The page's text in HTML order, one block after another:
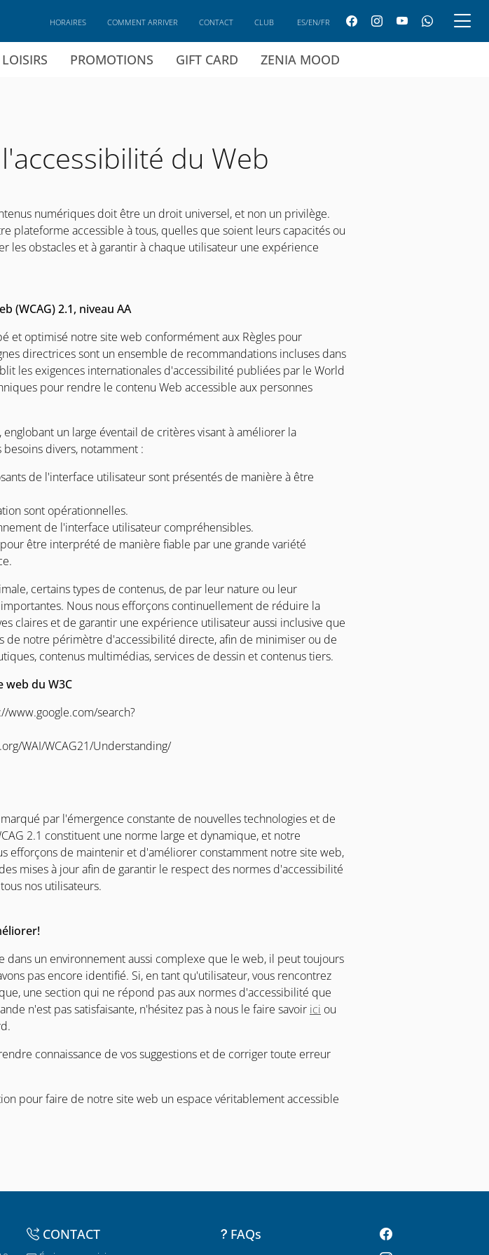
LOISIRS PROMOTIONS GIFT CARD ZENIA MOOD
HORAIRES COMMENT ARRIVER CONTACT CLUB ES/EN/FR
du Web
numériques doit être un droit universel, et non un privilège.
plateforme accessible à tous, quelles que soient leurs capacités ou
les obstacles et à garantir à chaque utilisateur une expérience
(WCAG) 2.1, niveau AA
et optimisé notre site web conformément aux Règles pour
directrices sont un ensemble de recommandations incluses dans
les exigences internationales d'accessibilité publiées par le World
pour rendre le contenu Web accessible aux personnes
un large éventail de critères visant à améliorer la
divers, notamment :
de l'interface utilisateur sont présentés de manière à être
sont opérationnelles.
de l'interface utilisateur compréhensibles.
être interprété de manière fiable par une grande variété
certains types de contenus, de par leur nature ou leur
Nous nous efforçons continuellement de réduire la
claires et de garantir une expérience utilisateur aussi inclusive que
de notre périmètre d'accessibilité directe, afin de minimiser ou de
contenus multimédias, services de dessin et contenus tiers.
du W3C
www.google.com/search?
WAI/WCAG21/Understanding/
par l'émergence constante de nouvelles technologies et de
2.1 constituent une norme large et dynamique, et notre
efforçons de maintenir et d'améliorer constamment notre site web,
mises à jour afin de garantir le respect des normes d'accessibilité
nos utilisateurs.
un environnement aussi complexe que le web, il peut toujours
pas encore identifié. Si, en tant qu'utilisateur, vous rencontrez
une section qui ne répond pas aux normes d'accessibilité que
n'est pas satisfaisante, n'hésitez pas à nous le faire savoir ici ou
connaissance de vos suggestions et de corriger toute erreur
pour faire de notre site web un espace véritablement accessible
CONTACT FAQs